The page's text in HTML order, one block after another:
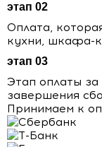
этап 02
Оплата,
кухни, шкафа-
этап 03
Этап оплаты за
завершения
Принимаем к